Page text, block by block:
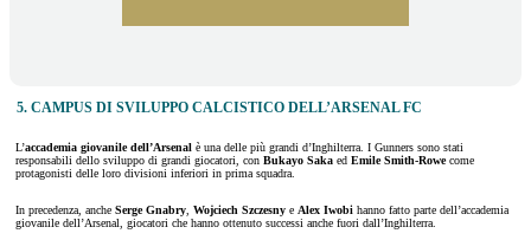
5. CAMPUS DI SVILUPPO CALCISTICO DELL’ARSENAL FC
L’accademia giovanile dell’Arsenal è una delle più grandi d’Inghilterra. I Gunners sono stati
responsabili dello sviluppo di grandi giocatori, con Bukayo Saka ed Emile Smith-Rowecome
protagonisti delle loro divisioni inferiori in prima squadra.
In precedenza, anche Serge Gnabry, Wojciech Szczesny e Alex Iwobi hanno fatto parte dell’accademia
giovanile dell’Arsenal, giocatori che hanno ottenuto successi anche fuori dall’Inghilterra.